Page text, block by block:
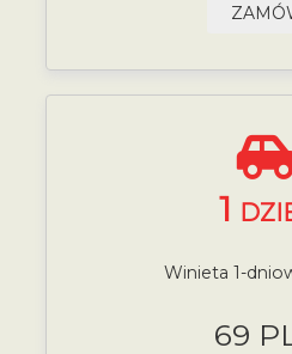
1
Winieta 1-
69